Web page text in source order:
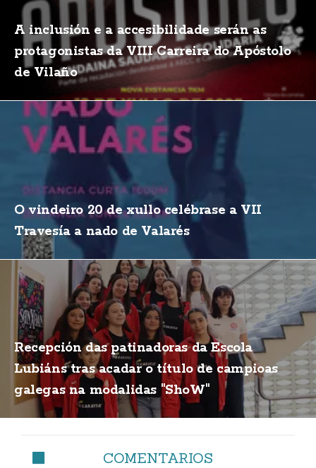
A inclusión e a accesibilidade serán as
protagonistas da VIII Carreira do Apóstolo
de Vilaño
O vindeiro 20 de xullo celébrase a VII
Travesía a nado de Valarés
Recepción das patinadoras da Escola
Lubiáns tras acadar o título de campioas
galegas na modalidas "ShoW"
COMENTARIOS